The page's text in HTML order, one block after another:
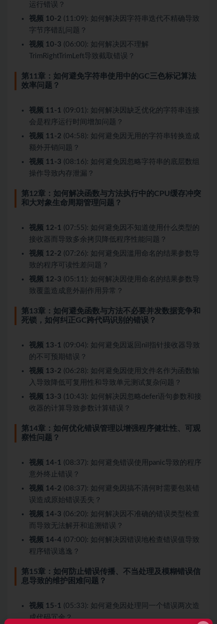
运行错误？
视频 10-2 (11:09): 如何解决因字符串迭代不精确导致
字节序错乱问题？
视频 10-3 (06:00): 如何解决因不理解
TrimRightTrimLeft导致截取错误？
第11章：如何避免字符串使用中的GC三色标记算法
效率问题？
视频 11-1
(09:01): 如何解决因缺乏优化的字符串连接
会是程序运行时间增加问题？
视频 11-2 (04:58): 如何避免因无用的字符串转换造成
额外开销问题？
视频 11-3 (08:16): 如何避免因忽略字符串的底层数组
操作导致内存泄漏？
第12章：如何解决函数与方法执行中的CPU缓存冲突
和大对象生命周期管理问题？
视频 12-1
(07:55): 如何避免因不知道使用什么类型的
接收器而导致多余拷贝降低程序性能问题？
视频 12-2 (07:26): 如何避免因滥用命名的结果参数导
致的程序可读性差问题？
视频 12-3 (05:11): 如何解决因使用命名的结果参数导
致覆盖造成意外副作用异常？
第13章：如何避免函数与方法不必要并发数据竞争和
死锁，如何纠正GC跨代码识别的错误？
视频 13-1
(09:04): 如何避免因返回nil指针接收器导致
的不可预期错误？
视频 13-2 (06:28): 如何避免因使用文件名作为函数输
入导致降低可复用性和导致单元测试复杂问题？
视频 13-3 (10:43): 如何解决因忽略defer语句参数和接
收器的计算导致参数计算错误？
第14章：如何优化错误管理以增强程序健壮性、可观
察性问题？
视频 14-1
(08:37): 如何避免错误使用panic导致的程序
意外终止错误？
视频 14-2 (08:37): 如何避免因搞不清何时需要包装错
误造成原始错误丢失？
视频 14-3 (06:20): 如何解决因不准确的错误类型检查
而导致无法解开和追溯错误？
视频 14-4 (07:00): 如何解决因错误地检查错误值导致
程序错误逃逸？
第15章：如何防止错误传播、不当处理及模糊错误信
息导致的维护困难问题？
视频 15-1
(05:33): 如何避免因处理同一个错误两次造
成代码冗余？